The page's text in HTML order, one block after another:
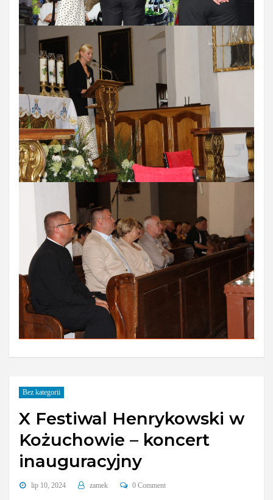
Bez kategorii
X Festiwal Henrykowski w
Kożuchowie – koncert
inauguracyjny
lip 10, 2024 zamek 0 Comment